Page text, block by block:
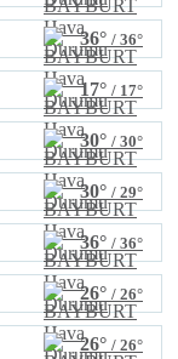
36° / 36°
17° / 17°
30° / 30°
30° / 29°
36° / 36°
26° / 26°
26° / 26°